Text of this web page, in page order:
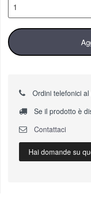
Ordini telefonici
Se il prodotto è
Contattaci
Hai domande su